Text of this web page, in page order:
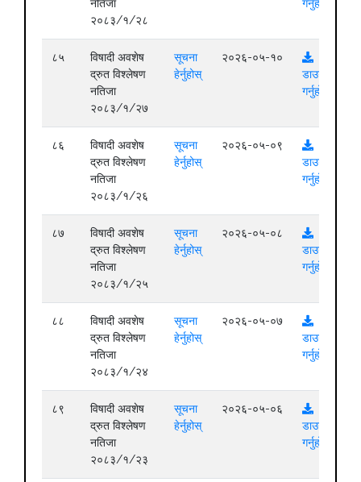
नतिजा
२०८३/१/२८
गर्नुहोस्
८५
विषादी अवशेष
द्रुत विश्लेषण
नतिजा
२०८३/१/२७
सूचना
हेर्नुहोस्
२०२६-०५-१०
डाउनलोड
गर्नुहोस्
८६
विषादी अवशेष
द्रुत विश्लेषण
नतिजा
२०८३/१/२६
सूचना
हेर्नुहोस्
२०२६-०५-०९
डाउनलोड
गर्नुहोस्
८७
विषादी अवशेष
द्रुत विश्लेषण
नतिजा
२०८३/१/२५
सूचना
हेर्नुहोस्
२०२६-०५-०८
डाउनलोड
गर्नुहोस्
८८
विषादी अवशेष
द्रुत विश्लेषण
नतिजा
२०८३/१/२४
सूचना
हेर्नुहोस्
२०२६-०५-०७
डाउनलोड
गर्नुहोस्
८९
विषादी अवशेष
द्रुत विश्लेषण
नतिजा
२०८३/१/२३
सूचना
हेर्नुहोस्
२०२६-०५-०६
डाउनलोड
गर्नुहोस्